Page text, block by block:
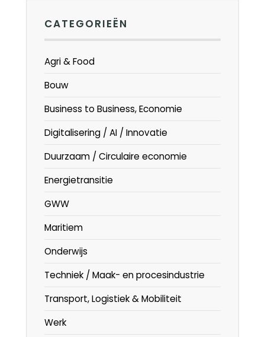
CATEGORIEËN
Agri & Food
Bouw
Business to Business, Economie
Digitalisering / AI / Innovatie
Duurzaam / Circulaire economie
Energietransitie
GWW
Maritiem
Onderwijs
Techniek / Maak- en procesindustrie
Transport, Logistiek & Mobiliteit
Werk